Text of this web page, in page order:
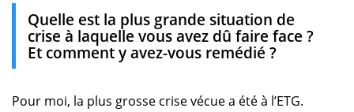
Quelle est la plus grande situation de
crise à laquelle vous avez dû faire face ?
Et comment y avez-vous remédié ?
Pour moi, la plus grosse crise vécue a été à l’ETG.